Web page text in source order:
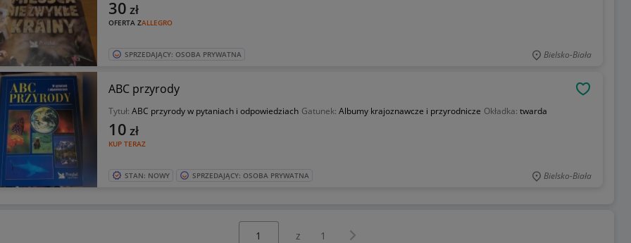
OFERTA ZALLEGRO
30 zł
SPRZEDAJĄCY: OSOBA PRYWATNA Bielsko-Biała
ABC przyrody
Tytuł: ABC przyrody w pytaniach i odpowiedziach Gatunek: Albumy krajoznawcze i przyrodnicze Okładka: twarda
KUP TERAZ
10 zł
STAN: NOWY SPRZEDAJĄCY: OSOBA PRYWATNA Bielsko-Biała
z 1 Następna strona